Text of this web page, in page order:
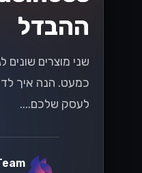
ההבדל
שני מוצרים שונים
כמעט. הנה איך
לעסק שלכם....